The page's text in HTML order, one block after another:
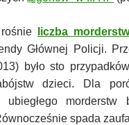
liczba morderstw
Głównej Policji.
było sto
dzieci. Dla
ubiegłego
spada